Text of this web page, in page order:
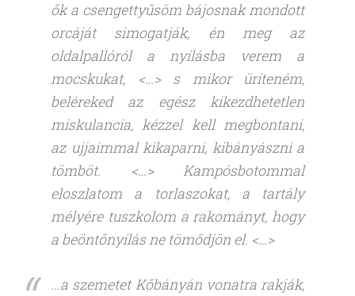
ők a csengettyűsöm bájosnak mondott
orcáját simogatják, én meg az
oldalpallóról a nyílásba verem a
mocskukat, <…> s mikor üríteném,
beléreked az egész kikezdhetetlen
miskulancia, kézzel kell megbontani,
az ujjaimmal kikaparni, kibányászni a
tömböt. <…> Kampósbotommal
eloszlatom a torlaszokat, a tartály
mélyére tuszkolom a rakományt, hogy
a beöntőnyílás ne tömődjön el. <…>
...a szemetet Kőbányán vonatra rakják,